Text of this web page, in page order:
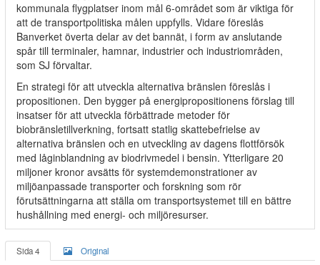
kommunala flygplatser inom mål 6-området som är viktiga för
att de transportpolitiska målen uppfylls. Vidare föreslås
Banverket överta delar av det bannät, i form av anslutande
spår till terminaler, hamnar, industrier och industriområden,
som SJ förvaltar.
En strategi för att utveckla alternativa bränslen föreslås i
propositionen. Den bygger på energipropositionens förslag till
insatser för att utveckla förbättrade metoder för
biobränsletillverkning, fortsatt statlig skattebefrielse av
alternativa bränslen och en utveckling av dagens flottförsök
med låginblandning av biodrivmedel i bensin. Ytterligare 20
miljoner kronor avsätts för systemdemonstrationer av
miljöanpassade transporter och forskning som rör
förutsättningarna att ställa om transportsystemet till en bättre
hushållning med energi- och miljöresurser.
Sida 4 Original